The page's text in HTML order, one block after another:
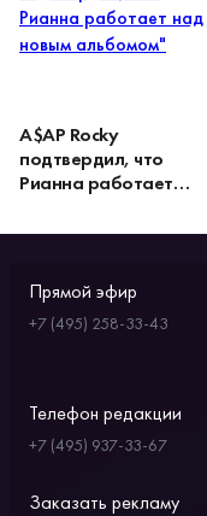
A$AP Rocky
подтвердил, что
Рианна работает
Прямой эфир
+7 (495) 258-33-43
Телефон редакции
+7 (495) 937-33-67
Заказать рекламу